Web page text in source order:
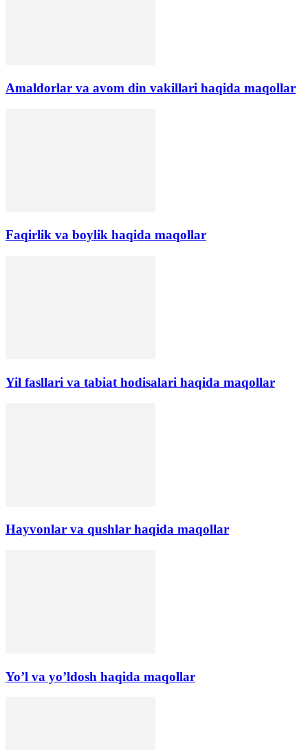
Amaldorlar va avom din vakillari haqida maqollar
Faqirlik va boylik haqida maqollar
Yil fasllari va tabiat hodisalari haqida maqollar
Hayvonlar va qushlar haqida maqollar
Yo’l va yo’ldosh haqida maqollar